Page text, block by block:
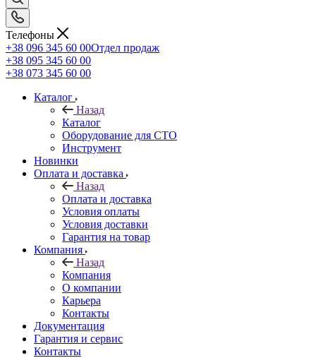
Телефоны
+38 096 345 60 00Отдел продаж
+38 095 345 60 00
+38 073 345 60 00
Каталог
Назад
Каталог
Оборудование для СТО
Инструмент
Новинки
Оплата и доставка
Назад
Оплата и доставка
Условия оплаты
Условия доставки
Гарантия на товар
Компания
Назад
Компания
О компании
Карьера
Контакты
Документация
Гарантия и сервис
Контакты